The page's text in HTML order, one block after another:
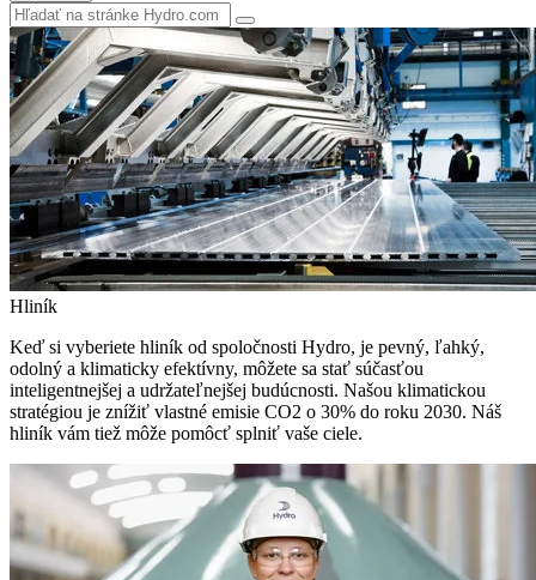
Hliník
Keď si vyberiete hliník od spoločnosti Hydro, je pevný, ľahký,
odolný a klimaticky efektívny, môžete sa stať súčasťou
inteligentnejšej a udržateľnejšej budúcnosti. Našou klimatickou
stratégiou je znížiť vlastné emisie CO2 o 30% do roku 2030. Náš
hliník vám tiež môže pomôcť splniť vaše ciele.